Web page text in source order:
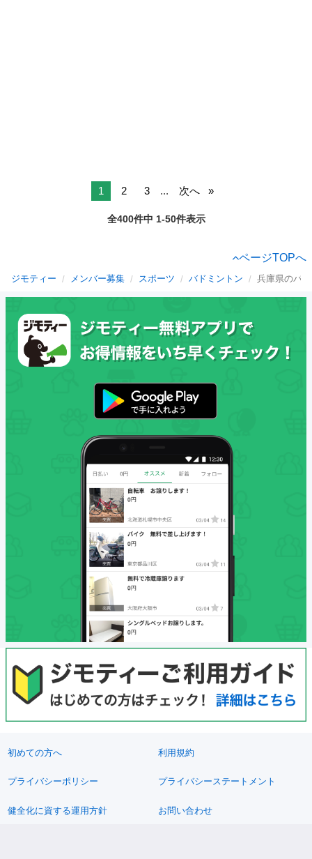
1 2 3 ... 次へ
全400件中 1-50件表示
ページTOPへ
ジモティー メンバー募集 スポーツ バドミントン 兵庫県のバ
初めての方へ 利用規約
プライバシーポリシー プライバシーステートメント
健全化に資する運用方針 お問い合わせ